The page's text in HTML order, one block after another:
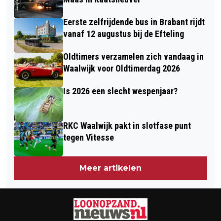
Eerste zelfrijdende bus in Brabant rijdt
vanaf 12 augustus bij de Efteling
Oldtimers verzamelen zich vandaag in
Waalwijk voor Oldtimerdag 2026
Is 2026 een slecht wespenjaar?
RKC Waalwijk pakt in slotfase punt
tegen Vitesse
Meer artikelen